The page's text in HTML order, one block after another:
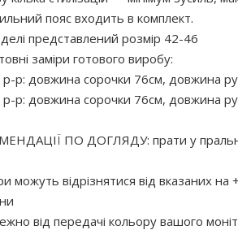
пояс входить в комплект.
представлений розмір 42-46
заміри готового виробу:
р: довжина сорочки 76см, довжина
р: довжина сорочки 76см, довжина
ПО ДОГЛЯДУ: прати у
можуть відрізнятися від вказаних
від передачі кольору вашого